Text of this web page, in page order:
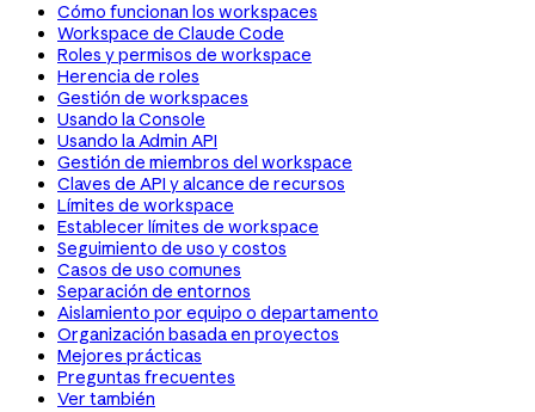
Cómo funcionan los workspaces
Workspace de Claude Code
Roles y permisos de workspace
Herencia de roles
Gestión de workspaces
Usando la Console
Usando la Admin API
Gestión de miembros del workspace
Claves de API y alcance de recursos
Límites de workspace
Establecer límites de workspace
Seguimiento de uso y costos
Casos de uso comunes
Separación de entornos
Aislamiento por equipo o departamento
Organización basada en proyectos
Mejores prácticas
Preguntas frecuentes
Ver también